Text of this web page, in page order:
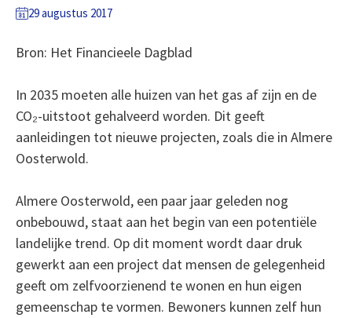
29 augustus 2017
Bron: Het Financieele Dagblad
In 2035 moeten alle huizen van het gas af zijn en de
CO₂-uitstoot gehalveerd worden. Dit geeft
aanleidingen tot nieuwe projecten, zoals die in Almere
Oosterwold.
Almere Oosterwold, een paar jaar geleden nog
onbebouwd, staat aan het begin van een potentiële
landelijke trend. Op dit moment wordt daar druk
gewerkt aan een project dat mensen de gelegenheid
geeft om zelfvoorzienend te wonen en hun eigen
gemeenschap te vormen. Bewoners kunnen zelf hun